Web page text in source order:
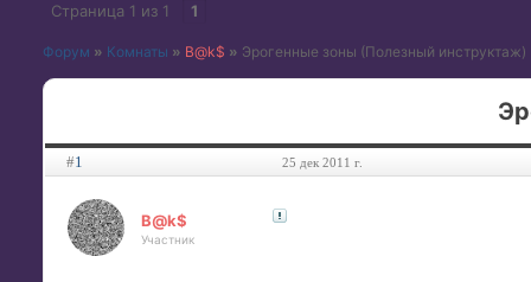
Страница 1 из 1 1
Форум » Комнаты » B@k$ » Эрогенные зоны (Полезный инструктаж)
#1 25 дек 2011 г.
B@k$
Участник